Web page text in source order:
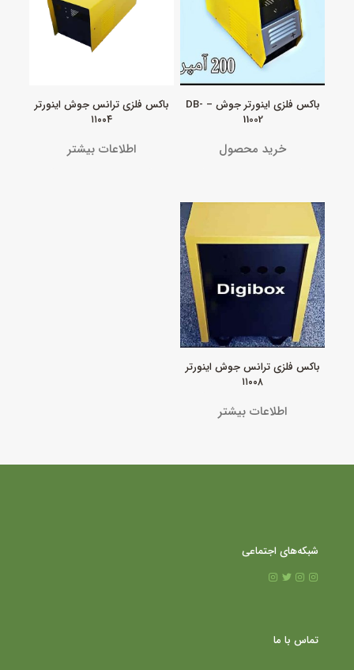
باکس فلزی اینورتر جوش – DB-
11002
خرید محصول
باکس فلزی ترانس جوش اینورتر
۱۱۰۰۴
اطلاعات بیشتر
باکس فلزی ترانس جوش اینورتر
۱۱۰۰۸
اطلاعات بیشتر
شبکه‌های اجتماعی
تماس با ما